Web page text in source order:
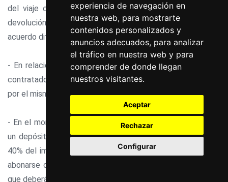
experiencia de navegación en
nuestra web, para mostrarte
contenidos personalizados y
anuncios adecuados, para analizar
el tráfico en nuestra web y para
comprender de donde llegan
nuestros visitantes.
Aceptar
Rechazar
Configurar
del viaje combinado contratado, no tendrá derecho a la
devolución de cantidad alguna abonada, salgo que exista
acuerdo diferente entre las partes.
- En relación con el seguro contra gastos de cancelación
contratado por el viajero, en ningún caso la prima abonada
por el mismo será reembolsable.
- En el momento de la reserva, LA AGENCIA podrá requerir
un depósito a cuenta que en ningún caso será superior al
40% del importe de la reserva. El importe restante deberá
abonarse contra la entrega de la documentación del viaje,
que deberá realizarse al menos siete días antes de la fecha